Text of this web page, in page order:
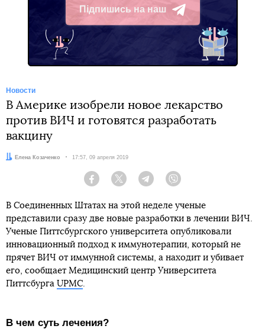
Підпишись на наш
Telegram
Новости
В Америке изобрели новое лекарство
против ВИЧ и готовятся разработать
вакцину
Автор:Елена Козаченко Дата:
17:57, 09 апреля 2019
Facebook Twitter Telegram
В Соединенных Штатах на этой неделе ученые
представили сразу две новые разработки в лечении ВИЧ.
Ученые Питтсбургского университета опубликовали
инновационный подход к иммунотерапии, который не
прячет ВИЧ от иммунной системы, а находит и убивает
его, сообщает Медицинский центр Университета
Питтсбурга UPMC
В чем суть лечения?